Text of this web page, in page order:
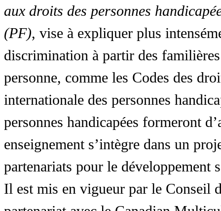
aux droits des personnes
(PF), vise à expliquer plus
discrimination à partir des
personne, comme les Codes des
internationale des personnes
personnes handicapées formeront
enseignement s’intègre dans un
partenariats pour le développement
Il est mis en vigueur par le Conseil